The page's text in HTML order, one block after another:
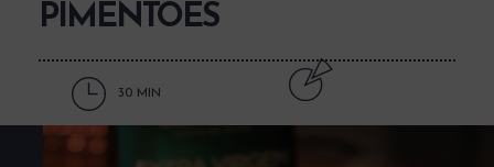
PIMENTÕES
30 MIN